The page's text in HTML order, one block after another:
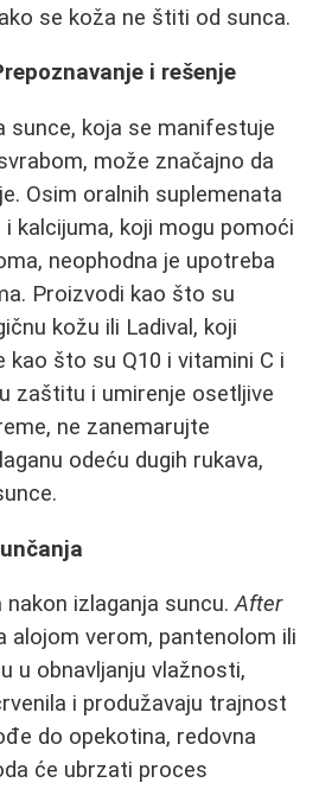
se koža ne štiti od sunca.
i rešenje
sunce, koja se manifestuje
može značajno da
Osim oralnih suplemenata
kalcijuma, koji mogu pomoći
neophodna je upotreba
Proizvodi kao što su
kožu ili Ladival, koji
kao što su Q10 i vitamini C i
zaštitu i umirenje osetljive
ne zanemarujte
odeću dugih rukava,
nakon izlaganja suncu.After
alojom verom, pantenolom ili
u obnavljanju vlažnosti,
i produžavaju trajnost
do opekotina, redovna
će ubrzati proces